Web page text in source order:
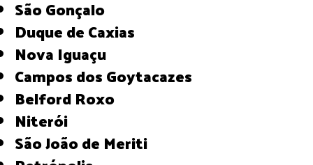
São Gonçalo
Duque de Caxias
Nova Iguaçu
Campos dos Goytacazes
Belford Roxo
Niterói
São João de Meriti